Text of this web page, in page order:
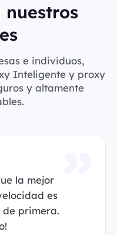
nuestros
e individuos,
Inteligente y proxy
y altamente
la mejor
es
primera.